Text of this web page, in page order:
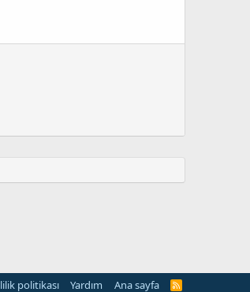
politikası Yardım Ana sayfa
R